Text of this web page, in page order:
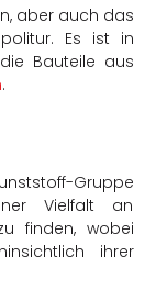
aber auch das
Es ist in
Bauteile aus
.
Gruppe
Vielfalt an
finden, wobei
ihrer